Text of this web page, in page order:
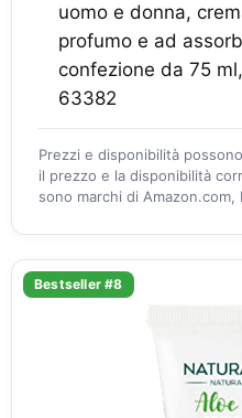
uomo e donna,
profumo e ad
confezione da 75
63382
Prezzi e disponibilità
il prezzo e la disponibilità
sono marchi di
Bestseller #8